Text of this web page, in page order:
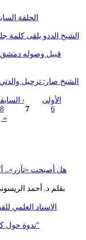
الحلقة
الشيخ الددو يلقى كلمة
قبيل وصوله
الشيخ صار: ترحيل
« الأولى ‹
6
7
8
الأخيرة »
هل أصبحت «تآزر»..
الإسناد العلمي
ندوة حول كتاب "العدالة الاجتماعية في الإسلام"